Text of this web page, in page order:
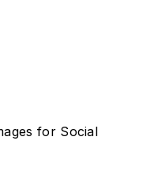
for Social